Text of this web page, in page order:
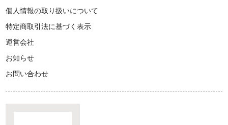
個人情報の取り扱いについて
特定商取引法に基づく表示
運営会社
お知らせ
お問い合わせ